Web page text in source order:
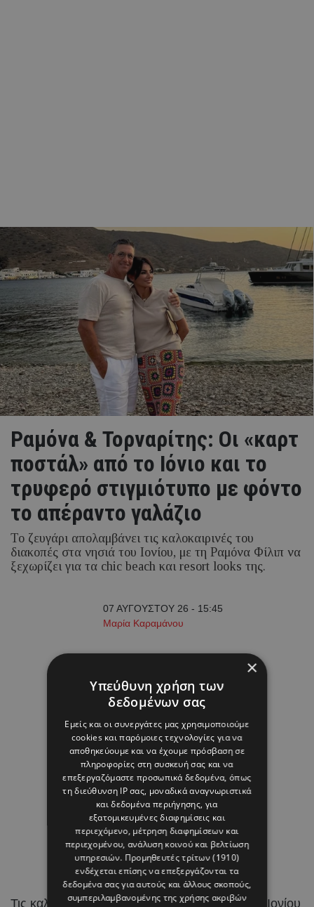
Ραμόνα & Τορναρίτης: Οι «καρτ
ποστάλ» από το Ιόνιο και το
τρυφερό στιγμιότυπο με φόντο
το απέραντο γαλάζιο
Το ζευγάρι απολαμβάνει τις καλοκαιρινές του
διακοπές στα νησιά του Ιονίου, με τη Ραμόνα Φίλιπ να
ξεχωρίζει για τα chic beach και resort looks της.
07 ΑΥΓΟΥΣΤΟΥ 26 - 15:45
Μαρία Καραμάνου
Τις καλοκαιρινές τουςδιακοπέςστα νησιά του Ιονίου
×
Υπεύθυνη χρήση των
δεδομένων σας
Εμείς και οι συνεργάτες μας χρησιμοποιούμε
cookies και παρόμοιες τεχνολογίες για να
αποθηκεύουμε και να έχουμε πρόσβαση σε
πληροφορίες στη συσκευή σας και να
επεξεργαζόμαστε προσωπικά δεδομένα, όπως
τη διεύθυνση IP σας, μοναδικά αναγνωριστικά
και δεδομένα περιήγησης, για
εξατομικευμένες διαφημίσεις και
περιεχόμενο, μέτρηση διαφημίσεων και
περιεχομένου, ανάλυση κοινού και βελτίωση
υπηρεσιών. Προμηθευτές τρίτων (1910)
ενδέχεται επίσης να επεξεργάζονται τα
δεδομένα σας για αυτούς και άλλους σκοπούς,
συμπεριλαμβανομένης της χρήσης ακριβών